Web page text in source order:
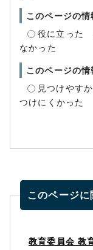
このページの
役に立った
なかった
このページの
見つけやす
つけにくかった
このページに
教育委員会 教